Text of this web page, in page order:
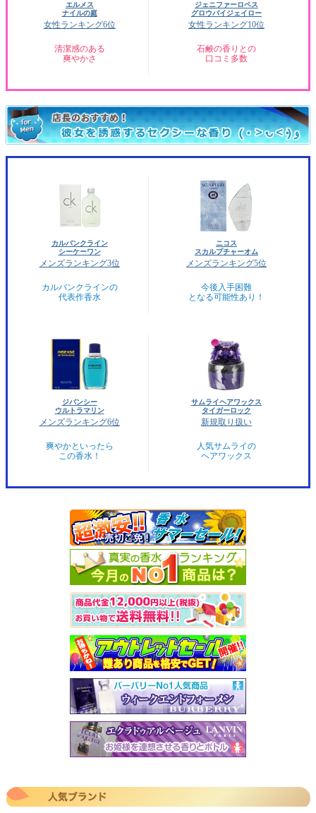
エルメス
ナイルの庭
女性ランキング6位
清潔感のある
爽やかさ
ジェニファーロペス
グロウバイジェイロー
女性ランキング10位
石鹸の香りとの
口コミ多数
カルバンクライン
シーケーワン
メンズランキング3位
カルバンクラインの
代表作香水
ニコス
スカルプチャーオム
メンズランキング5位
今後入手困難
となる可能性あり！
ジバンシー
ウルトラマリン
メンズランキング6位
爽やかといったら
この香水！
サムライヘアワックス
タイガーロック
新規取り扱い
人気サムライの
ヘアワックス